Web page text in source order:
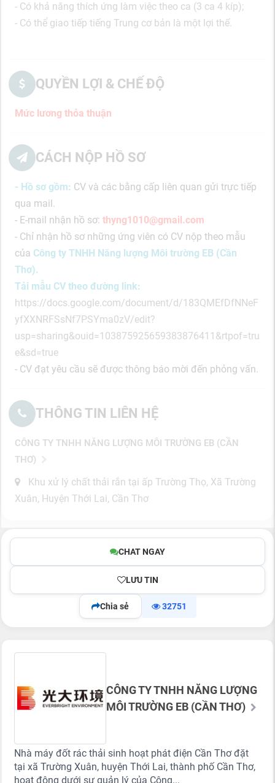
- Có khả năng thích ứng làm việc theo ca (3 ca 4 kíp);
- Có thể giao tiếp tiếng Trung cơ bản là một lợi thế.
QUYỀN LỢI & CHẾ ĐỘ
Mức lương thỏa thuận
CÁCH NỘP HỒ SƠ
- Hồ sơ gồm: CV và các bằng cấp liên quan gửi trực tiếp
qua mail.
- E-mail nhận hồ sơ: thyng1010@gmail.com
- Chỉ nhận hồ sơ những ứng viên có CV nộp theo mẫu
của Công ty TNHH Năng lượng Môi trường EB (Cần
Thơ).
Tải mẫu CV theo đường link:
https://docs.google.com/document/d/183QMEfDfNNeF
yfXXNRFSsNf7PSYma0zV/edit?
usp=sharing&ouid=103875925659383876411&rtpof=tru
e&sd=true
- CV đạt yêu cầu sẽ được thông báo mời đến phỏng vấn.
THÔNG TIN LIÊN HỆ
CÔNG TY TNHH NĂNG LƯỢNG MÔI TRƯỜNG EB (CẦN
THƠ)
Khu xử lý chất thải rắn tại ấp Trường Thọ, Xã Trường
Xuân, Huyện Thới Lai, Cần Thơ
CHAT NGAY
LƯU TIN
Chia sẻ 32751
CÔNG TY TNHH NĂNG LƯỢNG
MÔI TRƯỜNG EB (CẦN THƠ)
Nhà máy đốt rác thải sinh hoạt phát điện Cần Thơ đặt
tại xã Trường Xuân, huyện Thới Lai, thành phố Cần Thơ,
hoạt động dưới sự quản lý của Công...